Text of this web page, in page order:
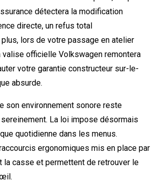
détectera la modification
directe, un refus total
lors de votre passage en atelier
valise officielle Volkswagen remontera
votre garantie constructeur sur-le-
absurde.
son environnement sonore reste
La loi impose désormais
quotidienne dans les menus.
ergonomiques mis en place par
la casse et permettent de retrouver le